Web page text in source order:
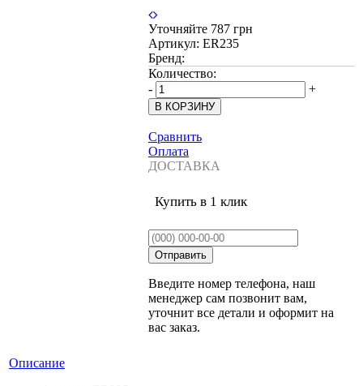
Уточняйте 787 грн
Артикул: ER235
Бренд:
Количество:
-
+
Сравнить
Оплата
ДОСТАВКА
Купить в 1 клик
Введите номер телефона, наш
менеджер сам позвонит вам,
уточнит все детали и оформит на
вас заказ.
Описание